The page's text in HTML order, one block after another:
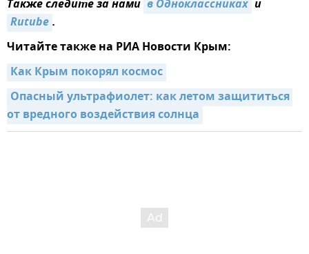
Также следите за нами в Одноклассниках и
Rutube.
Читайте также на РИА Новости Крым:
Как Крым покорял космос
Опасный ультрафиолет: как летом защититься
от вредного воздействия солнца